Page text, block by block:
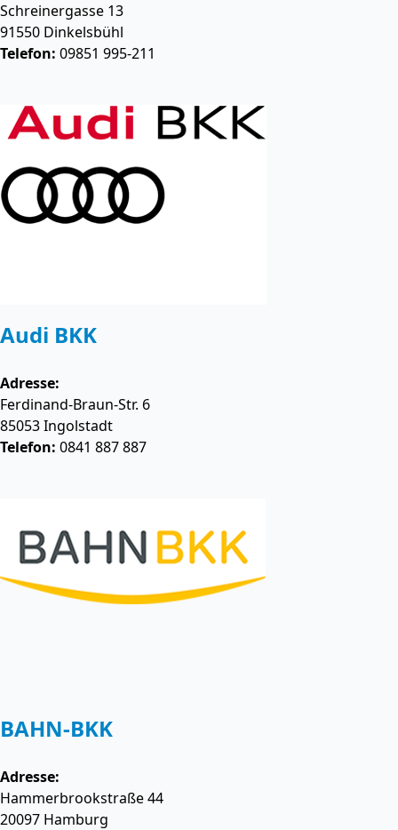
Schreinergasse 13
91550 Dinkelsbühl
Telefon: 09851 995-211
Audi BKK
Adresse:
Ferdinand-Braun-Str. 6
85053Ingolstadt
Telefon: 0841 887 887
BAHN-BKK
Adresse:
Hammerbrookstraße 44
20097 Hamburg